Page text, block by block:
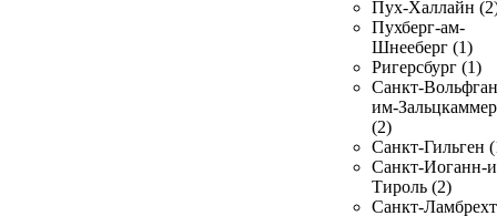
Пух-Халлайн
Пухберг-ам-
Шнееберг (1)
Ригерсбург (1)
Санкт-
им-
(2)
Санкт-Гильген
Санкт-Иоганн-
Тироль (2)
Санкт-